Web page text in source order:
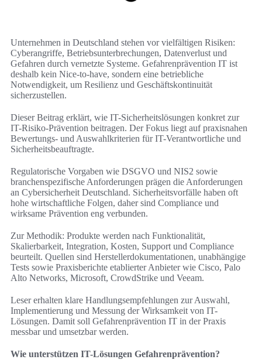
Unternehmen in Deutschland stehen vor vielfältigen Risiken:
Cyberangriffe, Betriebsunterbrechungen, Datenverlust und
Gefahren durch vernetzte Systeme. Gefahrenprävention IT ist
deshalb kein Nice-to-have, sondern eine betriebliche
Notwendigkeit, um Resilienz und Geschäftskontinuität
sicherzustellen.
Dieser Beitrag erklärt, wie IT-Sicherheitslösungen konkret zur
IT-Risiko-Prävention beitragen. Der Fokus liegt auf praxisnahen
Bewertungs- und Auswahlkriterien für IT-Verantwortliche und
Sicherheitsbeauftragte.
Regulatorische Vorgaben wie DSGVO und NIS2 sowie
branchenspezifische Anforderungen prägen die Anforderungen
an Cybersicherheit Deutschland. Sicherheitsvorfälle haben oft
hohe wirtschaftliche Folgen, daher sind Compliance und
wirksame Prävention eng verbunden.
Zur Methodik: Produkte werden nach Funktionalität,
Skalierbarkeit, Integration, Kosten, Support und Compliance
beurteilt. Quellen sind Herstellerdokumentationen, unabhängige
Tests sowie Praxisberichte etablierter Anbieter wie Cisco, Palo
Alto Networks, Microsoft, CrowdStrike und Veeam.
Leser erhalten klare Handlungsempfehlungen zur Auswahl,
Implementierung und Messung der Wirksamkeit von IT-
Lösungen. Damit soll Gefahrenprävention IT in der Praxis
messbar und umsetzbar werden.
Wie unterstützen IT-Lösungen Gefahrenprävention?